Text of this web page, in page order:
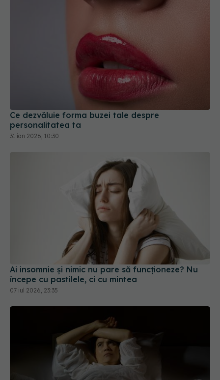
Ce dezvăluie forma buzei tale despre
personalitatea ta
31 ian 2026, 10:30
Ai insomnie și nimic nu pare să funcționeze? Nu
începe cu pastilele, ci cu mintea
07 iul 2026, 23:35